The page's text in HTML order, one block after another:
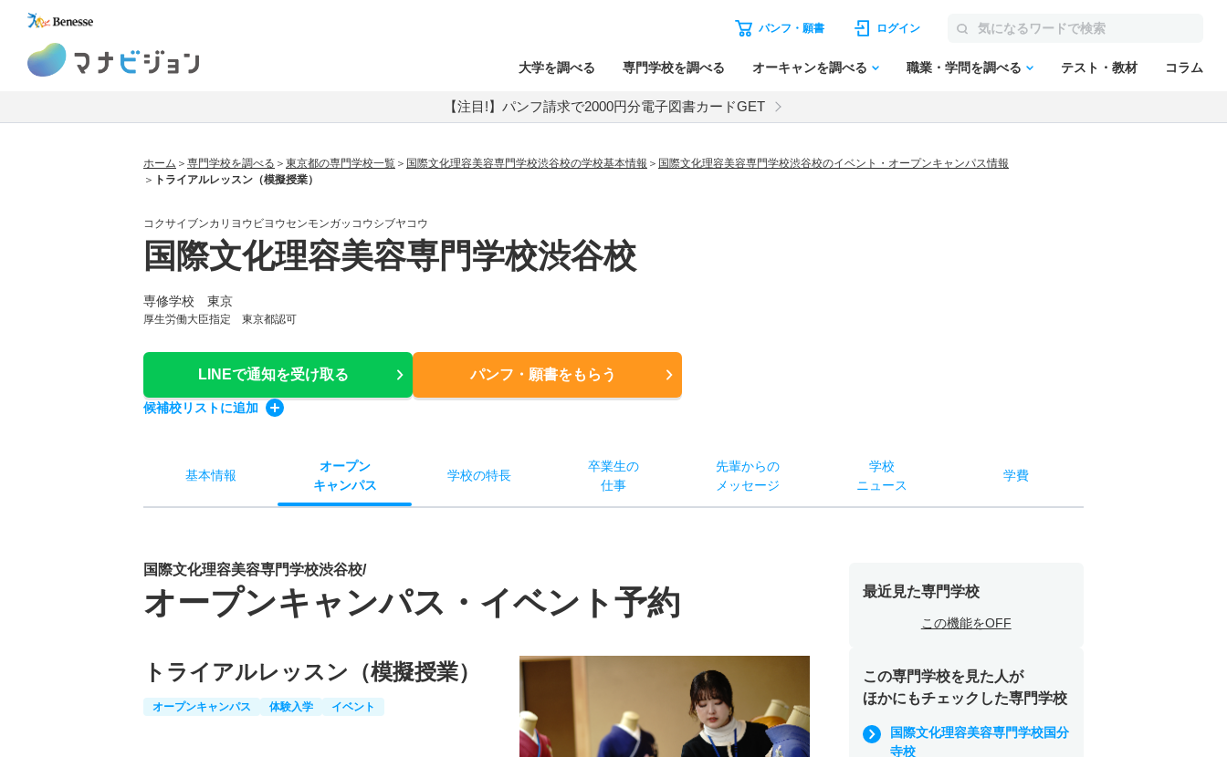
パンフ・願書 ログイン
大学を調べる 専門学校を調べる オーキャンを調べる 職業・学問を調べる テスト・教材 コラム
【注目!】パンフ請求で2000円分電子図書カードGET
ホーム 専門学校を調べる 東京都の専門学校一覧 国際文化理容美容専門学校渋谷校の学校基本情報
国際文化理容美容専門学校渋谷校のイベント・オープンキャンパス情報
トライアルレッスン（模擬授業）
コクサイブンカリヨウビヨウセンモンガッコウシブヤコウ
国際文化理容美容専門学校渋谷校
専修学校 東京
厚生労働大臣指定 東京都認可
LINEで通知を受け取る パンフ・願書をもらう
候補校リストに追加
基本情報
オープン
キャンパス
学校の特長
卒業生の
仕事
先輩からの
メッセージ
学校
ニュース
学費
国際文化理容美容専門学校渋谷校/
オープンキャンパス・イベント予約
トライアルレッスン（模擬授業）
オープンキャンパス 体験入学 イベント
最近見た専門学校
この機能をOFF
この専門学校を見た人が
ほかにもチェックした専門学校
国際文化理容美容専門学校国分
寺校